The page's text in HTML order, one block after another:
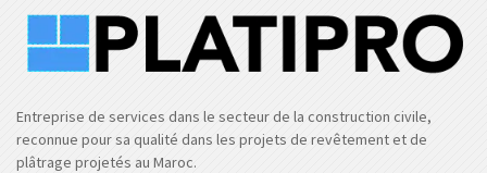
Entreprise de services dans le secteur de la construction civile,
reconnue pour sa qualité dans les projets de revêtement et de
plâtrage projetés au Maroc.